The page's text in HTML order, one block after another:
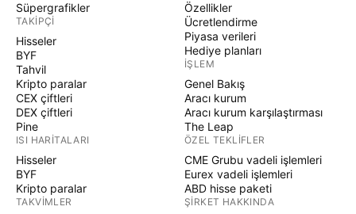
Süpergrafikler
TAKIPÇI
Hisseler
BYF
Tahvil
Kripto paralar
CEX çiftleri
DEX çiftleri
Pine
ISI HARITALARI
Hisseler
BYF
Kripto paralar
TAKVIMLER
Özellikler
Ücretlendirme
Piyasa verileri
Hediye planları
İŞLEM
Genel Bakış
Aracı kurum
Aracı kurum karşılaştırması
The Leap
ÖZEL TEKLIFLER
CME Grubu vadeli işlemleri
Eurex vadeli işlemleri
ABD hisse paketi
ŞIRKET HAKKINDA